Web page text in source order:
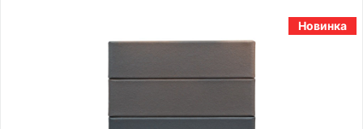
Новинка